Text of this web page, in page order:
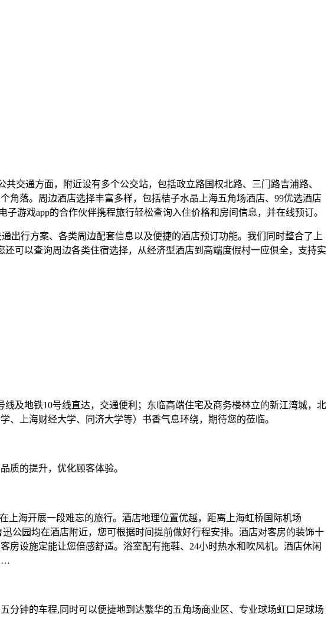
交通方面，附近设有多个公交站，包括政立路国权北路、三门路吉浦路、
角落。周边酒店选择丰富多样，包括桔子水晶上海五角场酒店、99优选酒店
游戏app的合作伙伴携程旅行轻松查询入住价格和房间信息，并在线预订。
出行方案、各类周边配套信息以及便捷的酒店预订功能。我们同时整合了上
还可以查询周边各类住宿选择，从经济型酒店到高端度假村一应俱全，支持实
及地铁10号线直达，交通便利；东临高端住宅及商务楼林立的新江湾城，北
上海财经大学、同济大学等）书香气息环绕，期待您的莅临。
质的提升，优化顾客体验。
上海开展一段难忘的旅行。酒店地理位置优越，距离上海虹桥国际机场
公园均在酒店附近，您可根据时间提前做好行程安排。酒店对客房的装饰十
设施定能让您倍感舒适。浴室配有拖鞋、24小时热水和吹风机。酒店休闲
分钟的车程,同时可以便捷地到达繁华的五角场商业区、专业球场虹口足球场